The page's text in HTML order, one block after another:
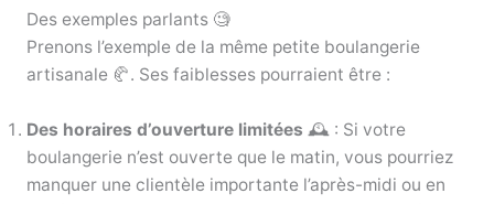
Des exemples parlants 🧐
Prenons l’exemple de la même petite boulangerie
artisanale 🥐. Ses faiblesses pourraient être :
Des horaires d’ouverture limitées 🕰️ : Si votre
boulangerie n’est ouverte que le matin, vous pourriez
manquer une clientèle importante l’après-midi ou en